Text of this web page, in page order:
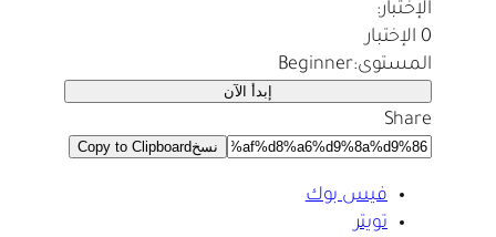
الإختبار:
0 الإختبار
المستوى:Beginner
إبدأ الآن
Share
نسخCopy to Clipboard
فيس بوك
تويتر